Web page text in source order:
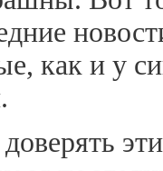
как и у